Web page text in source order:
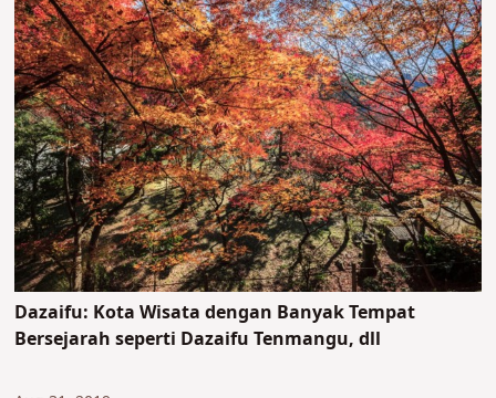
Dazaifu: Kota Wisata dengan Banyak Tempat
Bersejarah seperti Dazaifu Tenmangu, dll